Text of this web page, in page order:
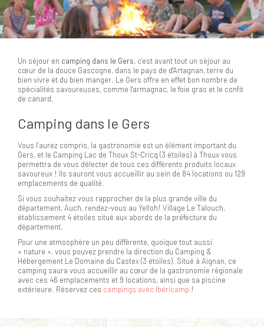
Un séjour en camping dans le Gers, c’est avant tout un séjour au
cœur de la douce Gascogne, dans le pays de d'Artagnan, terre du
bien vivre et du bien manger. Le Gers offre en effet bon nombre de
spécialités savoureuses, comme l'armagnac, le foie gras et le confit
de canard.
Camping dans le Gers
Vous l’aurez compris, la gastronomie est un élément important du
Gers, et le Camping Lac de Thoux St-Cricq (3 étoiles) à Thoux vous
permettra de vous délecter de tous ces différents produits locaux
savoureux ! Ils sauront vous accueillir au sein de 84 locations ou 129
emplacements de qualité.
Si vous souhaitez vous rapprocher de la plus grande ville du
département, Auch, rendez-vous au Yelloh! Village Le Talouch,
établissement 4 étoiles situé aux abords de la préfecture du
département.
Pour une atmosphère un peu différente, quoique tout aussi
« nature », vous pouvez prendre la direction du Camping &
Hébergement Le Domaine du Castex (3 étoiles). Situé à Aignan, ce
camping saura vous accueillir au cœur de la gastronomie régionale
avec ces 46 emplacements et 9 locations, ainsi que sa piscine
extérieure. Réservez ces campings avec Ibéricamp !